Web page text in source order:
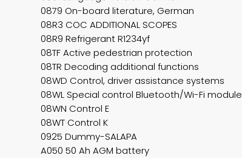
0879 On-board literature, German
08R3 COC ADDITIONAL SCOPES
08R9 Refrigerant R1234yf
08TF Active pedestrian protection
08TR Decoding additional functions
08WD Control, driver assistance systems
08WL Special control Bluetooth/Wi-Fi module
08WN Control E
08WT Control K
0925 Dummy-SALAPA
A050 50 Ah AGM battery